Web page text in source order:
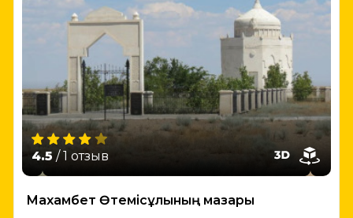
4.5 / 1 отзыв
Махамбет Өтемісұлының мазары